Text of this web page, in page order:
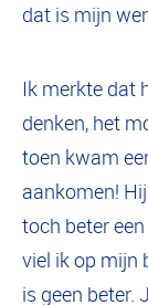
dat is mijn
Ik merkte dat
denken, het
toen kwam
aankomen!
toch beter
viel ik op mijn
is geen beter.